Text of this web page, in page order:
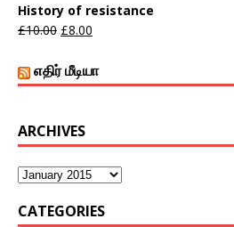
History of resistance
£10.00 £8.00
எதிர் மீடியா
ARCHIVES
CATEGORIES